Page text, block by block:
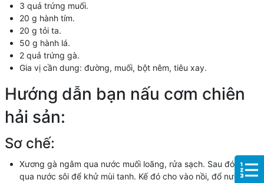
3 quả trứng muối.
20 g hành tím.
20 g tỏi ta.
50 g hành lá.
2 quả trứng gà.
Gia vị cần dung: đường, muối, bột nêm, tiêu xay.
Hướng dẫn bạn nấu cơm chiên
hải sản:
Sơ chế:
Xương gà ngâm qua nước muối loãng, rửa sạch. Sau đó trụng
qua nước sôi để khử mùi tanh. Kế đó cho vào nồi, đổ nước vào